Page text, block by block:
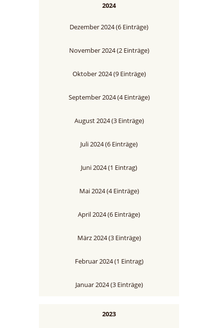
2024
Dezember 2024 (6 Einträge)
November 2024 (2 Einträge)
Oktober 2024 (9 Einträge)
September 2024 (4 Einträge)
August 2024 (3 Einträge)
Juli 2024 (6 Einträge)
Juni 2024 (1 Eintrag)
Mai 2024 (4 Einträge)
April 2024 (6 Einträge)
März 2024 (3 Einträge)
Februar 2024 (1 Eintrag)
Januar 2024 (3 Einträge)
2023